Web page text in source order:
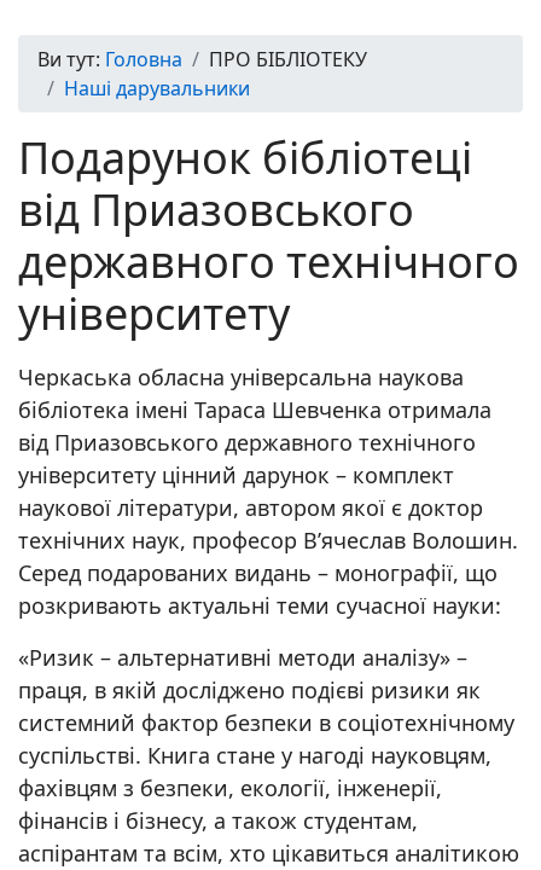
Ви тут: Головна
ПРО БІБЛІОТЕКУ
Наші дарувальники
Подарунок бібліотеці
від Приазовського
державного технічного
університету
Черкаська обласна універсальна наукова
бібліотека імені Тараса Шевченка отримала
від Приазовського державного технічного
університету цінний дарунок – комплект
наукової літератури, автором якої є доктор
технічних наук, професор В’ячеслав Волошин.
Серед подарованих видань – монографії, що
розкривають актуальні теми сучасної науки:
«Ризик – альтернативні методи аналізу» –
праця, в якій досліджено подієві ризики як
системний фактор безпеки в соціотехнічному
суспільстві. Книга стане у нагоді науковцям,
фахівцям з безпеки, екології, інженерії,
фінансів і бізнесу, а також студентам,
аспірантам та всім, хто цікавиться аналітикою